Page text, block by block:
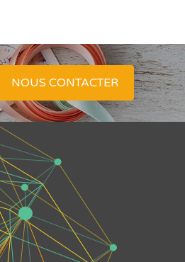
NOUS CONTACTER